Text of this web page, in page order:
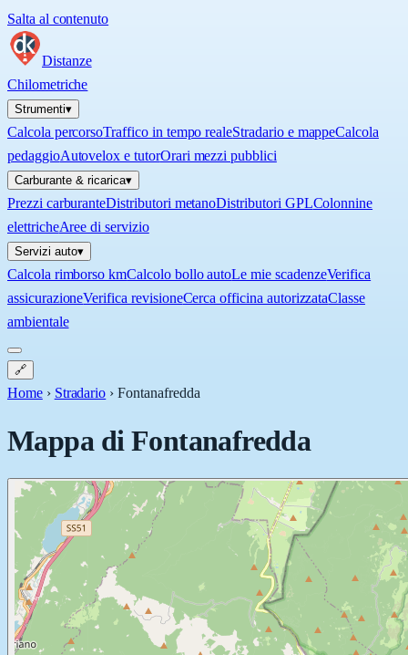
Salta al contenuto
Distanze
Chilometriche
Strumenti▾
Calcola percorsoTraffico in tempo realeStradario e mappeCalcola
pedaggioAutovelox e tutorOrari mezzi pubblici
Carburante & ricarica▾
Prezzi carburanteDistributori metanoDistributori GPLColonnine
elettricheAree di servizio
Servizi auto▾
Calcola rimborso kmCalcolo bollo autoLe mie scadenzeVerifica
assicurazioneVerifica revisioneCerca officina autorizzataClasse
ambientale
🔗
Home › Stradario ›Fontanafredda
Mappa diFontanafredda